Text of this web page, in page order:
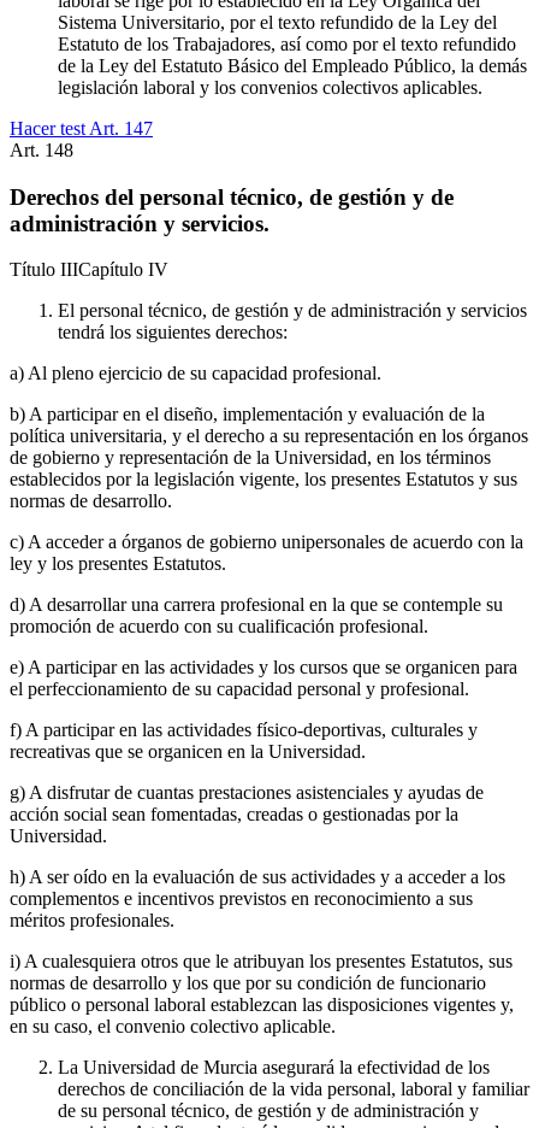
Sistema Universitario, por el texto refundido de la Ley del
Estatuto de los Trabajadores, así como por el texto refundido
de la Ley del Estatuto Básico del Empleado Público, la demás
legislación laboral y los convenios colectivos aplicables.
Hacer test Art. 147
Art. 148
Derechos del personal técnico, de gestión y de
administración y servicios.
Título IIICapítulo IV
El personal técnico, de gestión y de administración y servicios
tendrá los siguientes derechos:
a) Al pleno ejercicio de su capacidad profesional.
b) A participar en el diseño, implementación y evaluación de la
política universitaria, y el derecho a su representación en los órganos
de gobierno y representación de la Universidad, en los términos
establecidos por la legislación vigente, los presentes Estatutos y sus
normas de desarrollo.
c) A acceder a órganos de gobierno unipersonales de acuerdo con la
ley y los presentes Estatutos.
d) A desarrollar una carrera profesional en la que se contemple su
promoción de acuerdo con su cualificación profesional.
e) A participar en las actividades y los cursos que se organicen para
el perfeccionamiento de su capacidad personal y profesional.
f) A participar en las actividades físico-deportivas, culturales y
recreativas que se organicen en la Universidad.
g) A disfrutar de cuantas prestaciones asistenciales y ayudas de
acción social sean fomentadas, creadas o gestionadas por la
Universidad.
h) A ser oído en la evaluación de sus actividades y a acceder a los
complementos e incentivos previstos en reconocimiento a sus
méritos profesionales.
i) A cualesquiera otros que le atribuyan los presentes Estatutos, sus
normas de desarrollo y los que por su condición de funcionario
público o personal laboral establezcan las disposiciones vigentes y,
en su caso, el convenio colectivo aplicable.
La Universidad de Murcia asegurará la efectividad de los
derechos de conciliación de la vida personal, laboral y familiar
de su personal técnico, de gestión y de administración y